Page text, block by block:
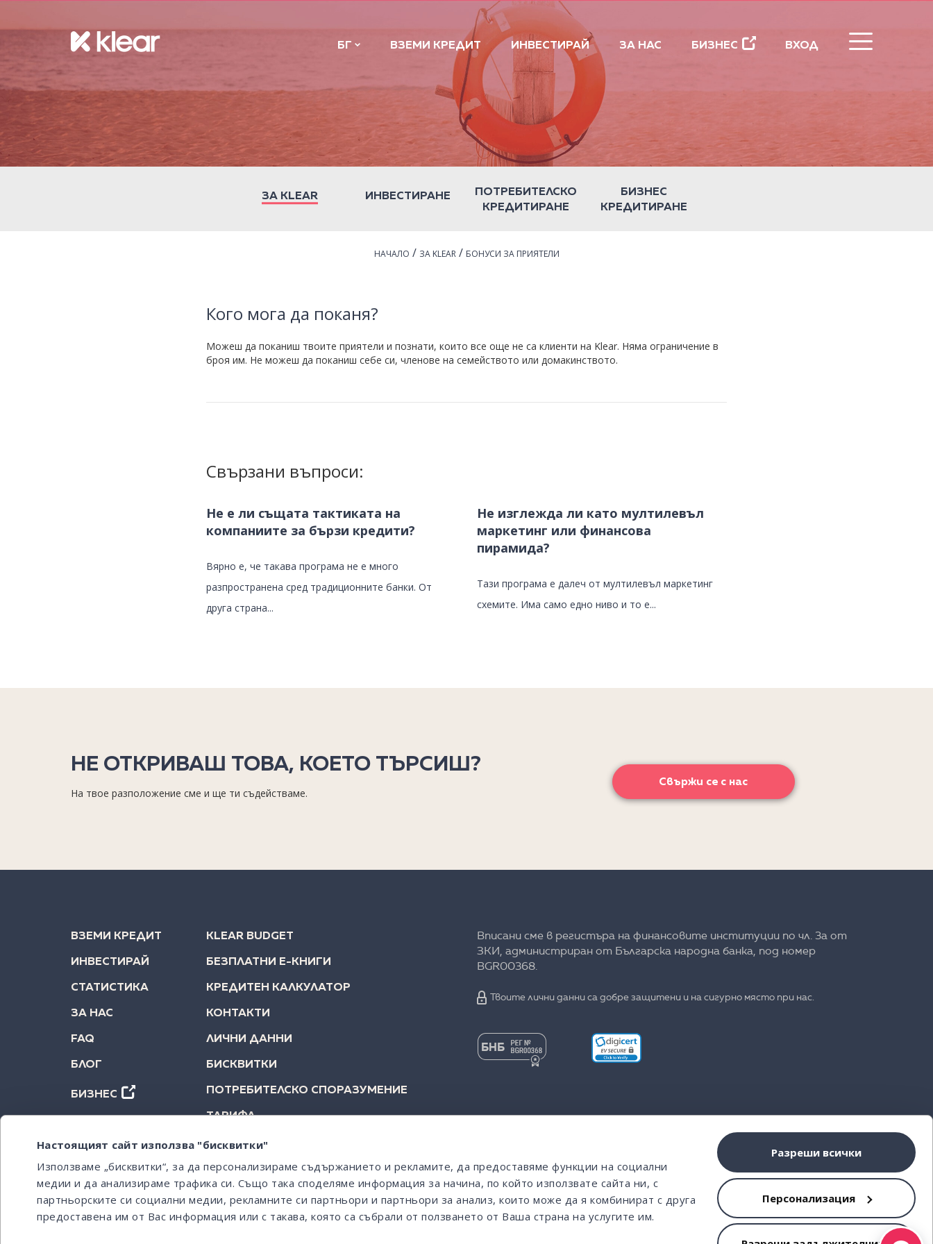
Настоящият сайт използва "бисквитки"
Използваме „бисквитки“, за да персонализираме съдържанието и рекламите, да предоставяме функции на социални
медии и да анализираме трафика си. Също така споделяме информация за начина, по който използвате сайта ни, с
партньорските си социални медии, рекламните си партньори и партньори за анализ, които може да я комбинират с друга
предоставена им от Вас информация или с такава, която са събрали от ползването от Ваша страна на услугите им.
Разреши всички
Персонализация
БГ ВЗЕМИ КРЕДИТ ИНВЕСТИРАЙ ЗА НАС БИЗНЕС ВХОД
ЗА KLEAR ИНВЕСТИРАНЕ
ПОТРЕБИТЕЛСКО
КРЕДИТИРАНЕ
БИЗНЕС
КРЕДИТИРАНЕ
НАЧАЛО / ЗА KLEAR/ БОНУСИ ЗА ПРИЯТЕЛИ
Кого мога да поканя?
Можеш да поканиш твоите приятели и познати, които все още не са клиенти на Klear. Няма ограничение в
броя им. Не можеш да поканиш себе си, членове на семейството или домакинството.
Свързани въпроси:
Не е ли същата тактиката на
компаниите за бързи кредити?
Вярно е, че такава програма не е много
разпространена сред традиционните банки. От
друга страна...
Не изглежда ли като мултилевъл
маркетинг или финансова
пирамида?
Тази програма е далеч от мултилевъл маркетинг
схемите. Има само едно ниво и то е...
НЕ ОТКРИВАШ ТОВА, КОЕТО ТЪРСИШ?
На твое разположение сме и ще ти съдействаме.
Свържи се с нас
ВЗЕМИ КРЕДИТ
ИНВЕСТИРАЙ
СТАТИСТИКА
ЗА НАС
FAQ
БЛОГ
БИЗНЕС
KLEAR BUDGET
БЕЗПЛАТНИ Е-КНИГИ
КРЕДИТЕН КАЛКУЛАТОР
КОНТАКТИ
ЛИЧНИ ДАННИ
БИСКВИТКИ
ПОТРЕБИТЕЛСКО СПОРАЗУМЕНИЕ
ТАРИФА
Вписани сме в регистъра на финансовите институции по чл. 3а от
ЗКИ, администриран от Българска народна банка, под номер
BGR00368.
Твоите лични данни са добре защитени и на сигурно място при нас.